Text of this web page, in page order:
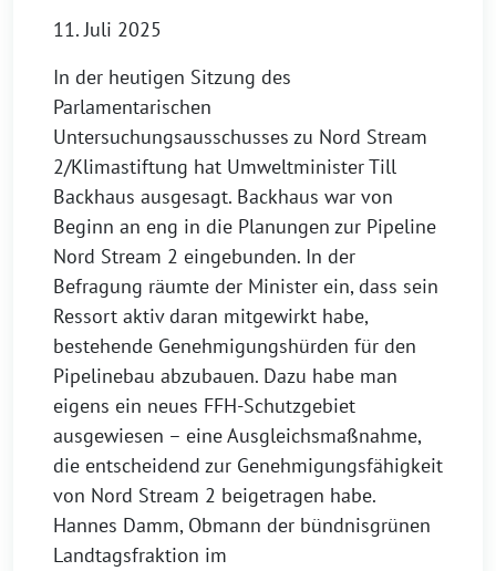
11. Juli 2025
In der heutigen Sitzung des
Parlamentarischen
Untersuchungsausschusses zu Nord Stream
2/Klimastiftung hat Umweltminister Till
Backhaus ausgesagt. Backhaus war von
Beginn an eng in die Planungen zur Pipeline
Nord Stream 2 eingebunden. In der
Befragung räumte der Minister ein, dass sein
Ressort aktiv daran mitgewirkt habe,
bestehende Genehmigungshürden für den
Pipelinebau abzubauen. Dazu habe man
eigens ein neues FFH-Schutzgebiet
ausgewiesen – eine Ausgleichsmaßnahme,
die entscheidend zur Genehmigungsfähigkeit
von Nord Stream 2 beigetragen habe.
Hannes Damm, Obmann der bündnisgrünen
Landtagsfraktion im